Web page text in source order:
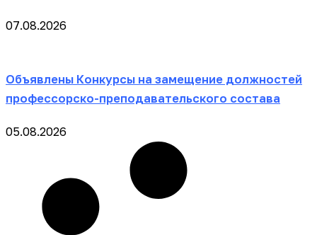
07.08.2026
Объявлены Конкурсы на замещение должностей
профессорско-преподавательского состава
05.08.2026